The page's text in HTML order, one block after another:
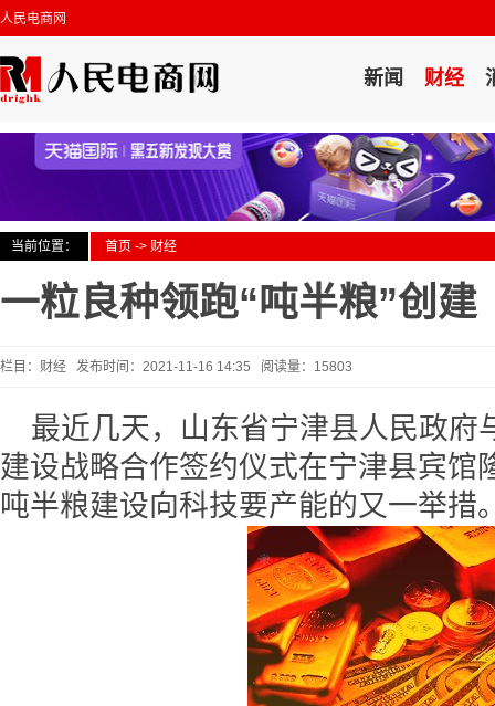
人民电商网
新闻 财经
当前位置： 首页 -> 财经
一粒良种领跑“吨半粮”创建
栏目：财经 发布时间：2021-11-16 14:35 阅读量：15803
最近几天，山东省宁津县人民政府
建设战略合作签约仪式在宁津县宾馆
吨半粮建设向科技要产能的又一举措